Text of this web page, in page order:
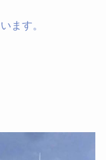
ます。